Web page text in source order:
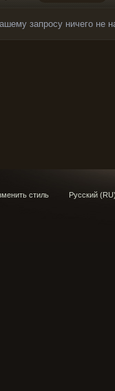
запросу ничего не
стиль Русский